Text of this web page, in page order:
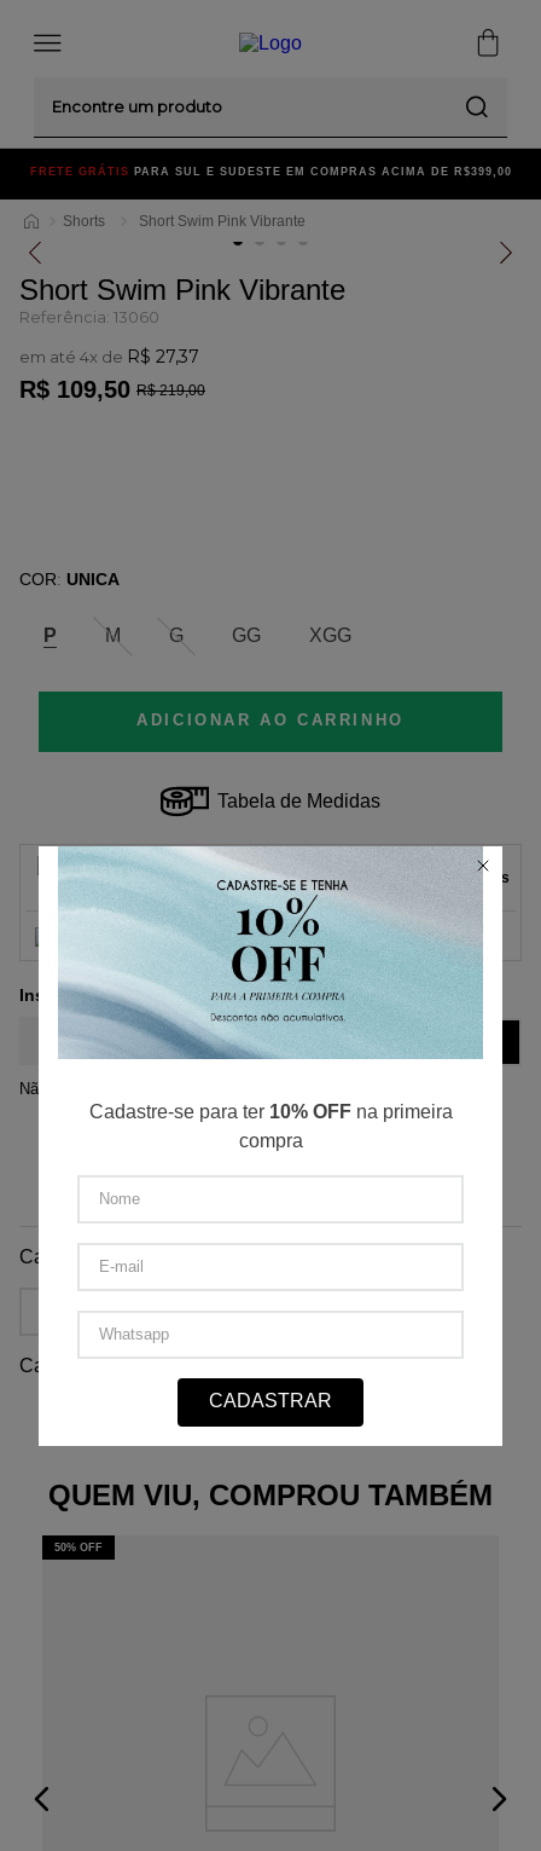
FRETE GRÁTIS PARA SUL E SUDESTE EM COMPRAS ACIMA DE R$399,00
Shorts Short Swim Pink Vibrante
Short Swim Pink Vibrante
Referência: 13060
em até 4x de R$ 27,37
R$ 109,50 R$ 219,00
P M G GG XGG
COR: UNICA
ADICIONAR AO CARRINHO
Tabela de Medidas
Parcelas
sem juros.
R$ 54,75
sem juros.
3
R$ 36,50
sem juros.
R$ 27,37 sem juros.
R$ 109,50
Não sei meu CEP
Carregando…
Mais recentes Todos
Carregando avaliações…
QUEM VIU, COMPROU TAMBÉM
50%OFF
Cadastre-se para ter 10% OFFna primeira
compra
CADASTRAR